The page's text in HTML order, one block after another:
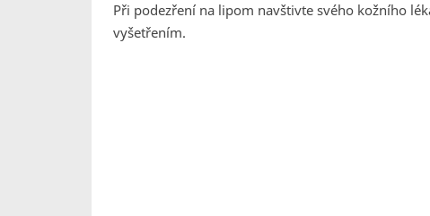
Při podezření na lipom navštivte svého kožního
vyšetřením.